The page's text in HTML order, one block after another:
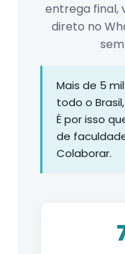
entrega final,
direto no
Mais de 5
todo o
É por isso
de
Colaborar.